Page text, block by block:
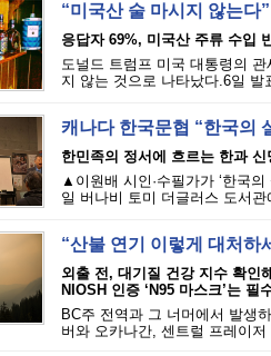
“미국산 술 마시지 않는다
응답자 69%, 미국산 주류 수입
도널드 트럼프 미국 대통령의
지 않는 것으로 나타났다.6일
캐나다 한국문협 “한국의
한민족의 정서에 흐르는 한과 신
▲이원배 시인·수필가가 ‘한국
일 버나비 토미 더글러스 도서관
“산불 연기 이렇게 대처하
외출 전, 대기질 건강 지수 확인
NIOSH 인증 ‘N95 마스크’는 필
BC주 전역과 그 너머에서 발생
버와 오카나간, 센트럴 프레이